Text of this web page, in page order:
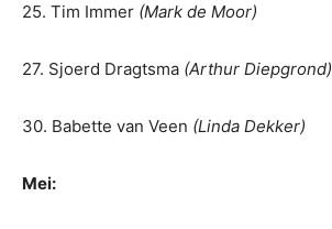
25. Tim Immer (Mark de Moor)
27. Sjoerd Dragtsma (Arthur Diepgrond)
30. Babette van Veen (Linda Dekker)
Mei: